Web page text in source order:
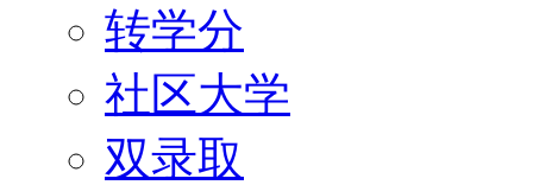
转学分
社区大学
双录取